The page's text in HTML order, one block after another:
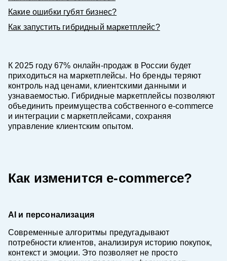
Какие ошибки губят бизнес?
Как запустить гибридный маркетплейс?
К 2025 году 67% онлайн-продаж в России будет
приходиться на маркетплейсы. Но бренды теряют
контроль над ценами, клиентскими данными и
узнаваемостью. Гибридные маркетплейсы позволяют
объединить преимущества собственного e-commerce
и интеграции с маркетплейсами, сохраняя
управление клиентским опытом.
Как изменится e-commerce?
AI и персонализация
Современные алгоритмы предугадывают
потребности клиентов, анализируя историю покупок,
контекст и эмоции. Это позволяет не просто